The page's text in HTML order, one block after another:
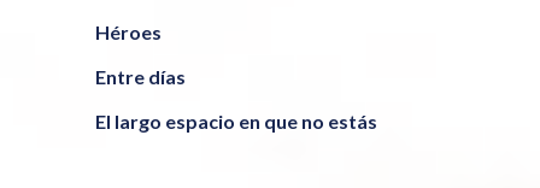
Héroes
Entre días
El largo espacio en que no estás